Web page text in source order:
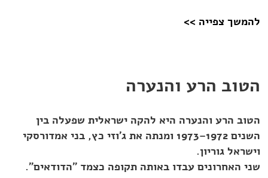
להמשך צפייה >>
הטוב הרע והנערה
הטוב הרע והנערה היא להקה ישראלית שפעלה בין
השנים 1972–1973 ומנתה את ג'וזי כץ, בני אמדורסקי
וישראל גוריון.
שני האחרונים עבדו באותה תקופה כצמד "הדודאים".